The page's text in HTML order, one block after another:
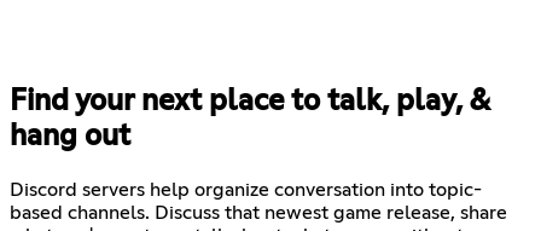
Find your next place to talk, play, &
hang out
Discord servers help organize conversation into topic-
based channels. Discuss that newest game release, share